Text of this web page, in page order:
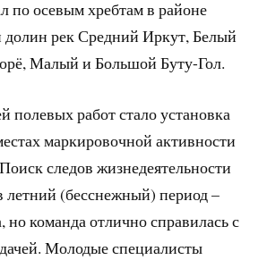
по осевым хребтам в районе
долин рек Средний Иркут, Белый
Малый и Большой Буту-Гол.
полевых работ стало установка
маркировочной активности
следов жизнедеятельности
летний (бесснежный) период –
но команда отлично справилась с
Молодые специалисты